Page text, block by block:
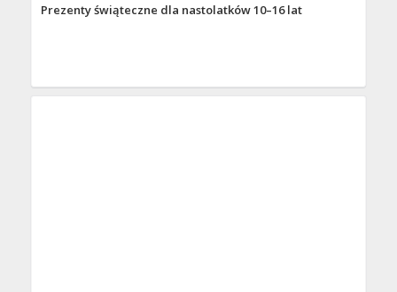
Prezenty świąteczne dla nastolatków 10–16 lat